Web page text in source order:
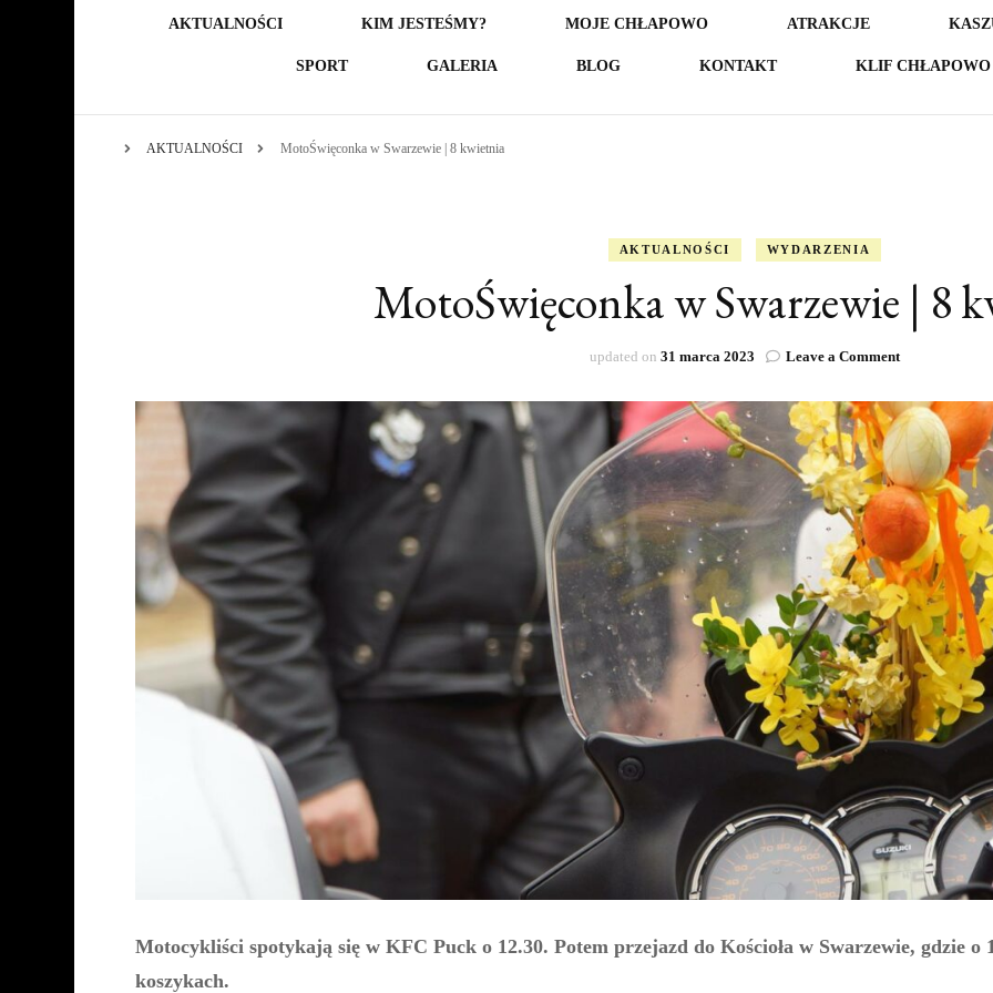
AKTUALNOŚCI KIM JESTEŚMY? MOJE CHŁAPOWO ATRAKCJE
SPORT GALERIA BLOG KONTAKT KLIF
AKTUALNOŚCI MotoŚwięconka w Swarzewie | 8 kwietnia
AKTUALNOŚCI WYDARZENIA
MotoŚwięconka w Swarzewie | 8
updated on 31 marca 2023 Leave a Commenton
w
Swarzewie
8
kwietnia
Motocykliści spotykają się w KFC Puck o 12.30. Potem przejazd do Kościoła w Swarzewie, gdzie o
koszykach.